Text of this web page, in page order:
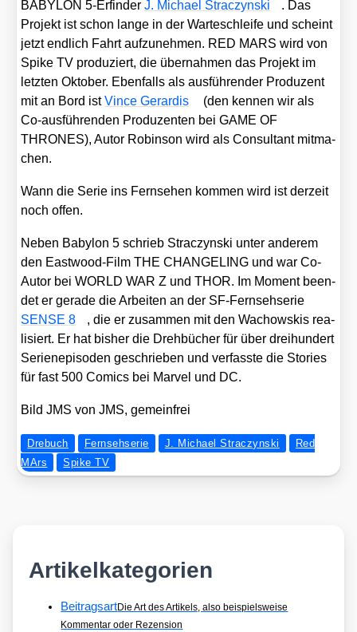
BABYLON 5‑ErfinderJ. Micha­el Strac­zyn­ski
. Das
Pro­jekt ist schon lan­ge in der War­te­schlei­fe und scheint
jetzt end­lich Fahrt auf­zu­neh­men. RED MARS wird von
Spike TV pro­du­ziert, die über­nah­men das Pro­jekt im
letz­ten Okto­ber. Eben­falls als aus­füh­ren­der Pro­du­zent
mit an Bord istVin­ce Gerar­dis
(den ken­nen wir als
Co-aus­füh­ren­den Pro­du­zen­ten bei GAME OF
THRONES), Autor Robin­son wird als Con­sul­tant mit­ma­
chen.
Wann die Serie ins Fern­se­hen kom­men wird ist der­zeit
noch offen.
Neben Baby­lon 5 schrieb Strac­zyn­ski unter ande­rem
den East­wood-Film THE CHANGELING und war Co-
Autor bei WORLD WAR Z und THOR. Im Moment been­
det er gera­de die Arbei­ten an der SF-Fern­seh­se­rie
SENSE 8
, die er zusam­men mit den Wachow­skis rea­
li­siert. Er hat bis­her die Dreh­bü­cher für über drei­hun­dert
Seri­en­epi­so­den geschrie­ben und ver­fass­te die Sto­ries
für fast 500 Comics bei Mar­vel und DC.
Bild JMS von JMS, gemein­frei
Drebuch Fernsehserie J. Michael Straczynski
Red
MArs
Spike TV
Artikelkategorien
BeitragsartDie Art des Artikels, also beispielsweise
Kommentar oder Rezension